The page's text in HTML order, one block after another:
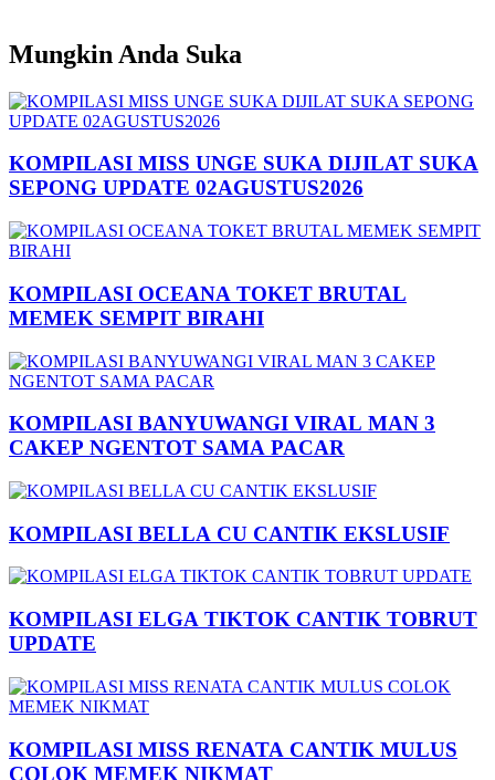
Mungkin Anda Suka
KOMPILASI MISS UNGE SUKA DIJILAT SUKA
SEPONG UPDATE 02AGUSTUS2026
KOMPILASI OCEANA TOKET BRUTAL
MEMEK SEMPIT BIRAHI
KOMPILASI BANYUWANGI VIRAL MAN 3
CAKEP NGENTOT SAMA PACAR
KOMPILASI BELLA CU CANTIK EKSLUSIF
KOMPILASI ELGA TIKTOK CANTIK TOBRUT
UPDATE
KOMPILASI MISS RENATA CANTIK MULUS
COLOK MEMEK NIKMAT